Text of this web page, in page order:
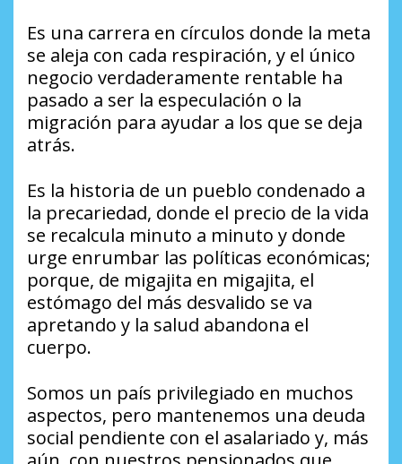
Es una carrera en círculos donde la meta
se aleja con cada respiración, y el único
negocio verdaderamente rentable ha
pasado a ser la especulación o la
migración para ayudar a los que se deja
atrás.
Es la historia de un pueblo condenado a
la precariedad, donde el precio de la vida
se recalcula minuto a minuto y donde
urge enrumbar las políticas económicas;
porque, de migajita en migajita, el
estómago del más desvalido se va
apretando y la salud abandona el
cuerpo.
Somos un país privilegiado en muchos
aspectos, pero mantenemos una deuda
social pendiente con el asalariado y, más